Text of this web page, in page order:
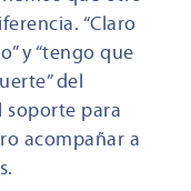
“Claro
y “tengo que
del
soporte para
acompañar a